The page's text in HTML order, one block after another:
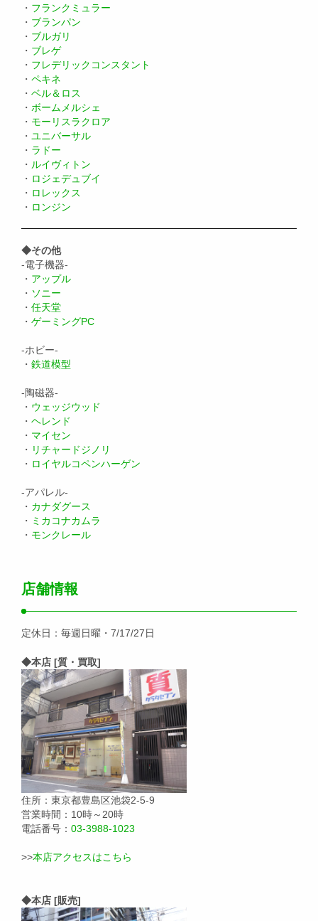
・ フランクミュラー
・ ブランパン
・ ブルガリ
・ ブレゲ
・ フレデリックコンスタント
・ ペキネ
・ ベル＆ロス
・ ボームメルシェ
・ モーリスラクロア
・ ユニバーサル
・ ラドー
・ ルイヴィトン
・ ロジェデュブイ
・ ロレックス
・ ロンジン
◆その他
-電子機器-
・ アップル
・ ソニー
・ 任天堂
・ ゲーミングPC
-ホビー-
・ 鉄道模型
-陶磁器-
・ ウェッジウッド
・ ヘレンド
・ マイセン
・ リチャードジノリ
・ ロイヤルコペンハーゲン
-アパレル-
・ カナダグース
・ ミカコナカムラ
・ モンクレール
店舗情報
定休日：毎週日曜・7/17/27日
◆本店 [質・買取]
住所：東京都豊島区池袋2-5-9
営業時間：10時～20時
電話番号： 03-3988-1023
>>本店アクセスはこちら
◆本店 [販売]